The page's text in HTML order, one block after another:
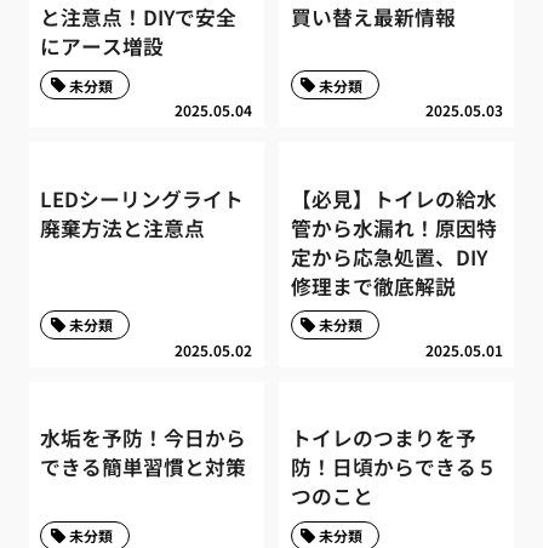
と注意点！DIYで安全
にアース増設
2025.05.04
未分類
買い替え最新情報
2025.05.03
未分類
LEDシーリングライト
廃棄方法と注意点
2025.05.02
未分類
【必見】トイレの給水
管から水漏れ！原因特
定から応急処置、DIY
修理まで徹底解説
2025.05.01
未分類
水垢を予防！今日から
できる簡単習慣と対策
未分類
トイレのつまりを予
防！日頃からできる５
つのこと
未分類